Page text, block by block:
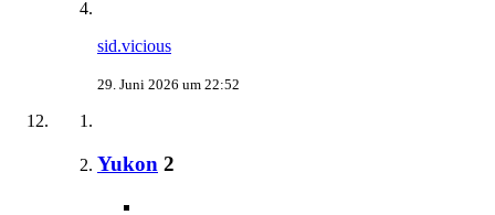
sid.vicious
29. Juni 2026 um 22:52
Yukon 2